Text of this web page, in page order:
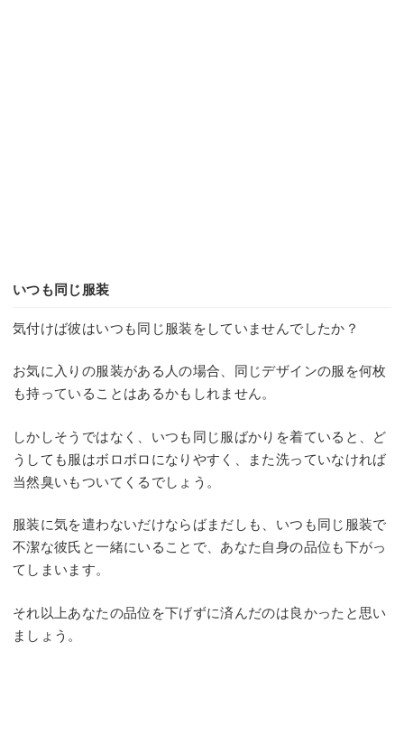
いつも同じ服装
気付けば彼はいつも同じ服装をしていませんでしたか？
お気に入りの服装がある人の場合、同じデザインの服を何枚
も持っていることはあるかもしれません。
しかしそうではなく、いつも同じ服ばかりを着ていると、ど
うしても服はボロボロになりやすく、また洗っていなければ
当然臭いもついてくるでしょう。
服装に気を遣わないだけならばまだしも、いつも同じ服装で
不潔な彼氏と一緒にいることで、あなた自身の品位も下がっ
てしまいます。
それ以上あなたの品位を下げずに済んだのは良かったと思い
ましょう。